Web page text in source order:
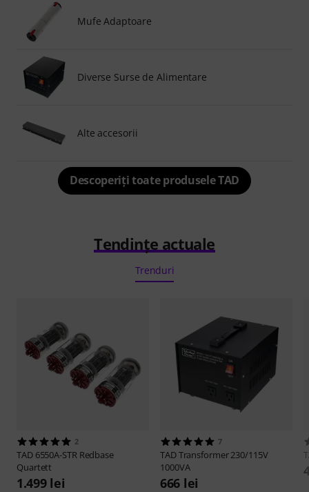
Mufe Adaptoare
Diverse Surse de Alimentare
Alte accesorii
Descoperiți toate produsele TAD
Tendințe actuale
Trenduri
2
TAD 6550A-STR Redbase
Quartett
1.499 lei
7
TADTransformer 230/115V
1000VA
666 lei